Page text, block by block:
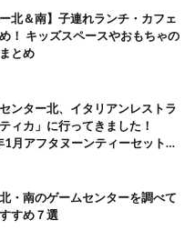
ー北＆南】子連れランチ・カフェ
！ キッズスペースやおもちゃの
とめ
センター北、イタリアンレストラ
ィカ」に行ってきました！
月アフタヌーンティーセット追
・南のゲームセンターを調べて
すめ７選